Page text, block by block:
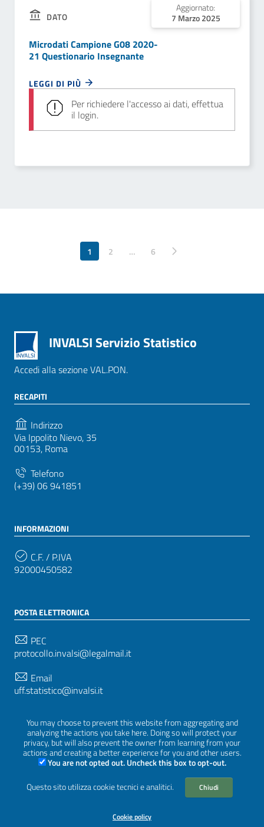
You may choose to prevent this website from aggregating and
analyzing the actions you take here. Doing so will protect your
privacy, but will also prevent the owner from learning from your
actions and creating a better experience for you and other users.
You are not opted out. Uncheck this box to opt-out.
Questo sito utilizza cookie tecnici e analitici.
Chiudi
Cookie policy
DATO
Aggiornato:
7 Marzo 2025
Microdati Campione G08 2020-
21 Questionario Insegnante
LEGGI DI PIÙ
Per richiedere l'accesso ai dati, effettua
il login.
1 2 … 6
Pagina successiva
INVALSI Servizio Statistico
Accedi alla sezione VAL.PON.
RECAPITI
Indirizzo
Via Ippolito Nievo, 35
00153, Roma
Telefono
(+39) 06 941851
INFORMAZIONI
C.F. / P.IVA
92000450582
POSTA ELETTRONICA
PEC
protocollo.invalsi@legalmail.it
Email
uff.statistico@invalsi.it
restituzione.dati@invalsi.it
SEGUICI SU